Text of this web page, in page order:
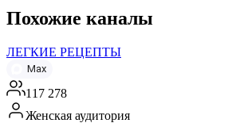
Похожие каналы
ЛЕГКИЕ РЕЦЕПТЫ
Max
117 278
Женская аудитория